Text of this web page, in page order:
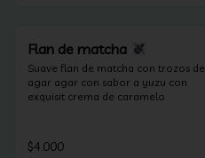
Flan de matcha
Suave flan de matcha con trozos de
agar agar con sabor a yuzu con
exquisit crema de caramelo
$4.000